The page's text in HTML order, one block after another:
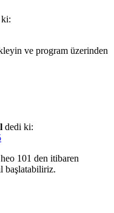
ve program üzerinden
dedi ki:
101 den itibaren
başlatabiliriz.